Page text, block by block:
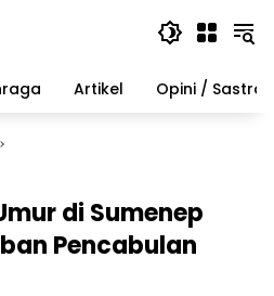
Artikel Opini / Sastra
di Sumenep
Pencabulan